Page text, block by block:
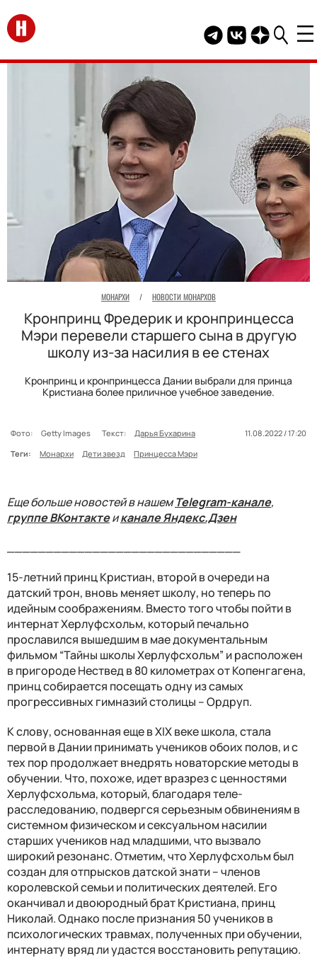
Перейти на главную
Telegram канал
Группа HELLO
Канал
МОНАРХИ / НОВОСТИ МОНАРХОВ
Кронпринц Фредерик и кронпринцесса
Мэри перевели старшего сына в другую
школу из-за насилия в ее стенах
Кронпринц и кронпринцесса Дании выбрали для принца
Кристиана более приличное учебное заведение.
Фото: Getty Images Текст: Дарья Бухарина
11.08.2022 / 17:20
Теги:
Монархи Дети звезд Принцесса Мэри
Еще больше новостей в нашемTelegram-канале,
группе ВКонтактеиканале Яндекс.Дзен
15-летний принц Кристиан, второй в очереди на
датский трон, вновь меняет школу, но теперь по
идейным соображениям. Вместо того чтобы пойти в
интернат Херлуфсхольм, который печально
прославился вышедшим в мае документальным
фильмом “Тайны школы Херлуфсхольм” и расположен
в пригороде Нествед в 80 километрах от Копенгагена,
принц собирается посещать одну из самых
прогрессивных гимназий столицы – Ордруп.
К слову, основанная еще в XIX веке школа, стала
первой в Дании принимать учеников обоих полов, и с
тех пор продолжает внедрять новаторские методы в
обучении. Что, похоже, идет вразрез с ценностями
Херлуфсхольма, который, благодаря теле-
расследованию, подвергся серьезным обвинениям в
системном физическом и сексуальном насилии
старших учеников над младшими, что вызвало
широкий резонанс. Отметим, что Херлуфсхольм был
создан для отпрысков датской знати – членов
королевской семьи и политических деятелей. Его
оканчивал и двоюродный брат Кристиана, принц
Николай. Однако после признания 50 учеников в
психологических травмах, полученных при обучении,
интернату вряд ли удастся восстановить репутацию.